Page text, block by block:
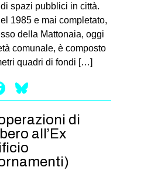
spazi pubblici in città.
1985 e mai completato,
della Mattonaia, oggi
comunale, è composto
quadri di fondi […]
Facebook
di
all’Ex